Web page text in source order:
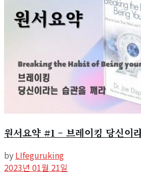
원서요약 #1 – 브레이킹 당신이
by LIfeguruking
2023년 01월 21일